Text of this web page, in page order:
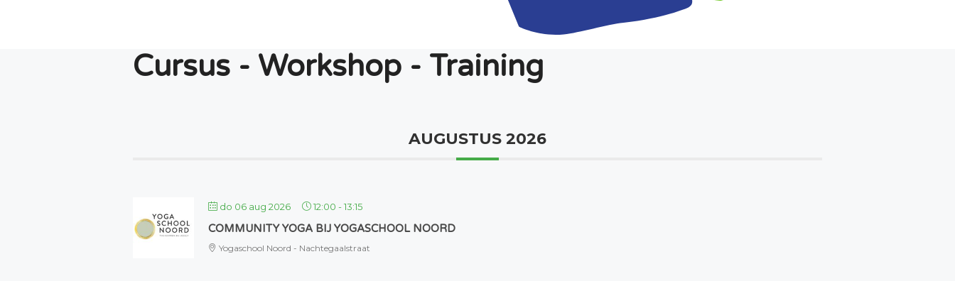
Cursus - Workshop - Training
AUGUSTUS 2026
do 06 aug 2026 12:00 -13:15
COMMUNITY YOGA BIJ YOGASCHOOL NOORD
Yogaschool Noord - Nachtegaalstraat